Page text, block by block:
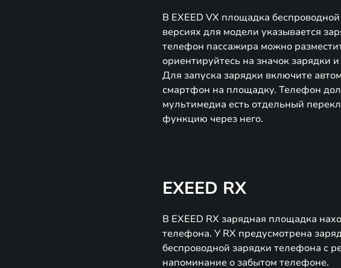
В EXEED VX площадка
версиях для модели указывается
телефон пассажира можно
ориентируйтесь на значок зарядки
Для запуска зарядки включите
смартфон на площадку. Телефон
мультимедиа есть отдельный
функцию через него.
EXEED RX
В EXEED RX зарядная площадка
телефона. У RX предусмотрена
беспроводной зарядки телефона с
напоминание о забытом телефоне.